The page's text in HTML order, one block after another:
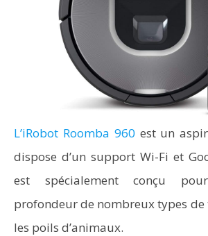
L’iRobot Roomba 960 est un
dispose d’un support Wi-Fi et
est spécialement conçu
profondeur de nombreux types
les poils d’animaux.